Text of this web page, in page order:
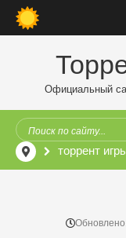
Официальный
торрент